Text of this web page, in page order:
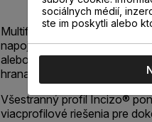
Multifunkčný profil Incizo® v
napojenie dvoch
alebo rôznej výšky,
hrana.
Všestranný profil Incizo®
viacprofilové riešenia pre
sociálnych médií,
ste im poskytli alebo